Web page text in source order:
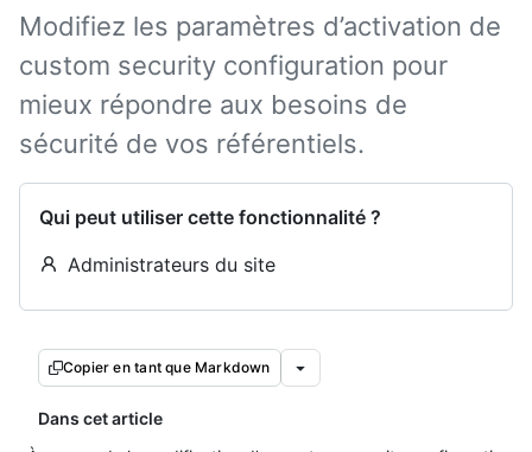
Modifiez les paramètres d’activation de
custom security configuration pour
mieux répondre aux besoins de
sécurité de vos référentiels.
Qui peut utiliser cette fonctionnalité ?
Administrateurs du site
Copier en tant que Markdown
Dans cet article